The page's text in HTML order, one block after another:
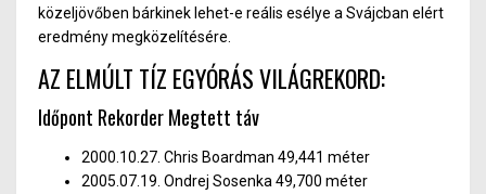
közeljövőben bárkinek lehet-e reális esélye a Svájcban elért
eredmény megközelítésére.
AZ ELMÚLT TÍZ EGYÓRÁS VILÁGREKORD:
Időpont Rekorder Megtett táv
2000.10.27. Chris Boardman 49,441 méter
2005.07.19. Ondrej Sosenka 49,700 méter